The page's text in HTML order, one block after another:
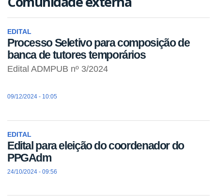
EDITAL
Processo Seletivo para composição de
banca de tutores temporários
Edital ADMPUB nº 3/2024
09/12/2024 - 10:05
EDITAL
Edital para eleição do coordenador do
PPGAdm
24/10/2024 - 09:56